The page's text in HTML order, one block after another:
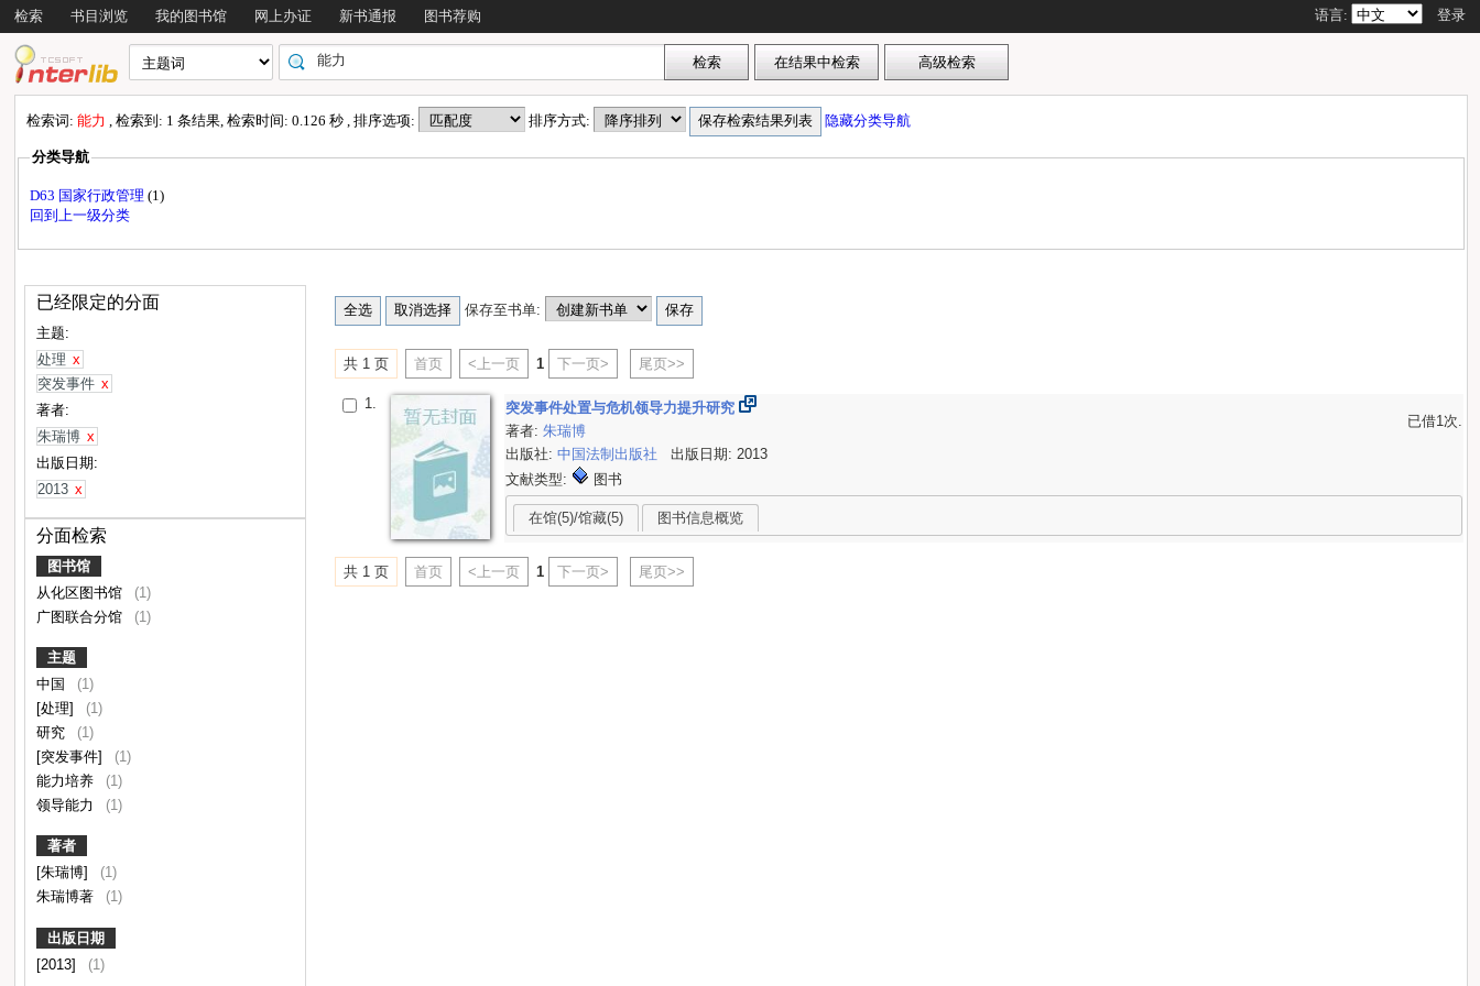
检索 书目浏览 我的图书馆 网上办证 新书通报 图书荐购 语言: 登录
检索词:能力, 检索到: 1 条结果, 检索时间: 0.126 秒 , 排序选项: 排序方式: 隐藏分类导航
分类导航
D63 国家行政管理(1)
回到上一级分类
已经限定的分面
主题:
处理 x
突发事件 x
著者:
朱瑞博 x
出版日期:
2013 x
分面检索
图书馆
从化区图书馆
(1)
广图联合分馆
(1)
主题
中国
(1)
[处理]
(1)
研究
(1)
[突发事件]
(1)
能力培养
(1)
领导能力
(1)
著者
[朱瑞博]
(1)
朱瑞博著
(1)
出版日期
[2013]
(1)
保存至书单:
共 1 页 首页 <上一页 1 下一页> 尾页>>
1.
突发事件处置与危机领导力提升研究
已借1次.
著者:朱瑞博
出版社:中国法制出版社
出版日期: 2013
文献类型:
图书
在馆(5)/馆藏(5) 图书信息概览
共 1 页 首页 <上一页 1 下一页> 尾页>>